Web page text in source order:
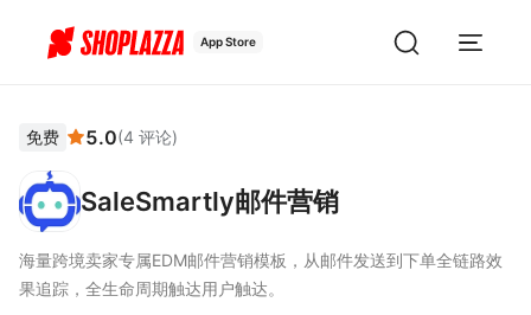
App Store
免费 5.0(4 评论)
SaleSmartly邮件营销
海量跨境卖家专属EDM邮件营销模板，从邮件发送到下单全链路效
果追踪，全生命周期触达用户触达。